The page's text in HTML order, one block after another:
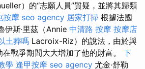
）的“志願人員”質疑，並將其歸類
按摩 seo agency 居家打掃 根據法國
伊斯·里茲（Annie 中清路 按摩 按摩店
土葬嗎 Lacroix-Riz）的說法，由於與
戰爭期間大大增加了他的財富。 下
學 逢甲按摩 seo agency 尤金·舒勒